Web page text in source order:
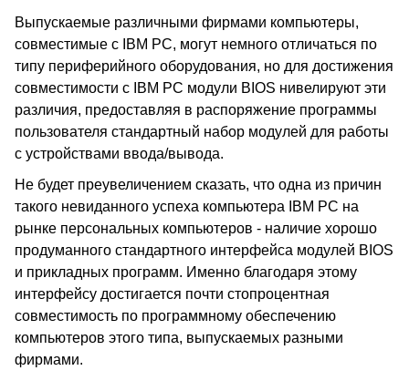
Выпускаемые различными фирмами компьютеры,
совместимые с IBM PC, могут немного отличаться по
типу периферийного оборудования, но для достижения
совместимости с IBM PC модули BIOS нивелируют эти
различия, предоставляя в распоряжение программы
пользователя стандартный набор модулей для работы
с устройствами ввода/вывода.
Не будет преувеличением сказать, что одна из причин
такого невиданного успеха компьютера IBM PC на
рынке персональных компьютеров - наличие хорошо
продуманного стандартного интерфейса модулей BIOS
и прикладных программ. Именно благодаря этому
интерфейсу достигается почти стопроцентная
совместимость по программному обеспечению
компьютеров этого типа, выпускаемых разными
фирмами.